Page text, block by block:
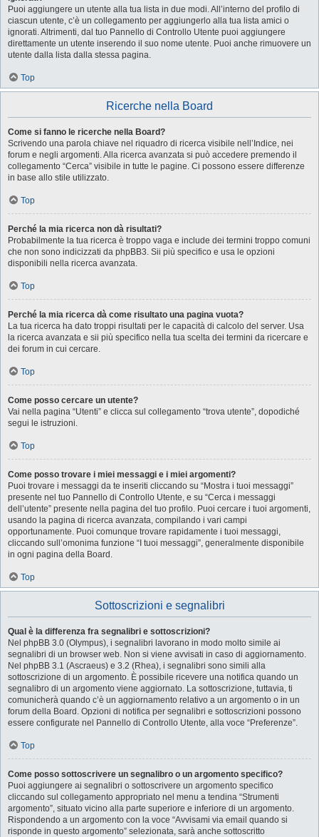
Puoi aggiungere un utente alla tua lista in due modi. All’interno del profilo di
ciascun utente, c’è un collegamento per aggiungerlo alla tua lista amici o
ignorati. Altrimenti, dal tuo Pannello di Controllo Utente puoi aggiungere
direttamente un utente inserendo il suo nome utente. Puoi anche rimuovere un
utente dalla lista dalla stessa pagina.
Top
Ricerche nella Board
Come si fanno le ricerche nella Board?
Scrivendo una parola chiave nel riquadro di ricerca visibile nell’Indice, nei
forum e negli argomenti. Alla ricerca avanzata si può accedere premendo il
collegamento “Cerca” visibile in tutte le pagine. Ci possono essere differenze
in base allo stile utilizzato.
Top
Perché la mia ricerca non dà risultati?
Probabilmente la tua ricerca è troppo vaga e include dei termini troppo comuni
che non sono indicizzati da phpBB3. Sii più specifico e usa le opzioni
disponibili nella ricerca avanzata.
Top
Perché la mia ricerca dà come risultato una pagina vuota?
La tua ricerca ha dato troppi risultati per le capacità di calcolo del server. Usa
la ricerca avanzata e sii più specifico nella tua scelta dei termini da ricercare e
dei forum in cui cercare.
Top
Come posso cercare un utente?
Vai nella pagina “Utenti” e clicca sul collegamento “trova utente”, dopodiché
segui le istruzioni.
Top
Come posso trovare i miei messaggi e i miei argomenti?
Puoi trovare i messaggi da te inseriti cliccando su “Mostra i tuoi messaggi”
presente nel tuo Pannello di Controllo Utente, e su “Cerca i messaggi
dell’utente” presente nella pagina del tuo profilo. Puoi cercare i tuoi argomenti,
usando la pagina di ricerca avanzata, compilando i vari campi
opportunamente. Puoi comunque trovare rapidamente i tuoi messaggi,
cliccando sull’omonima funzione “I tuoi messaggi”, generalmente disponibile
in ogni pagina della Board.
Top
Sottoscrizioni e segnalibri
Qual è la differenza fra segnalibri e sottoscrizioni?
Nel phpBB 3.0 (Olympus), i segnalibri lavorano in modo molto simile ai
segnalibri di un browser web. Non si viene avvisati in caso di aggiornamento.
Nel phpBB 3.1 (Ascraeus) e 3.2 (Rhea), i segnalibri sono simili alla
sottoscrizione di un argomento. È possibile ricevere una notifica quando un
segnalibro di un argomento viene aggiornato. La sottoscrizione, tuttavia, ti
comunicherà quando c’è un aggiornamento relativo a un argomento o in un
forum della Board. Opzioni di notifica per segnalibri e sottoscrizioni possono
essere configurate nel Pannello di Controllo Utente, alla voce “Preferenze”.
Top
Come posso sottoscrivere un segnalibro o un argomento specifico?
Puoi aggiungere ai segnalibri o sottoscrivere un argomento specifico
cliccando sul collegamento appropriato nel menu a tendina “Strumenti
argomento”, situato vicino alla parte superiore e inferiore di un argomento.
Rispondendo a un argomento con la voce “Avvisami via email quando si
risponde in questo argomento” selezionata, sarà anche sottoscritto